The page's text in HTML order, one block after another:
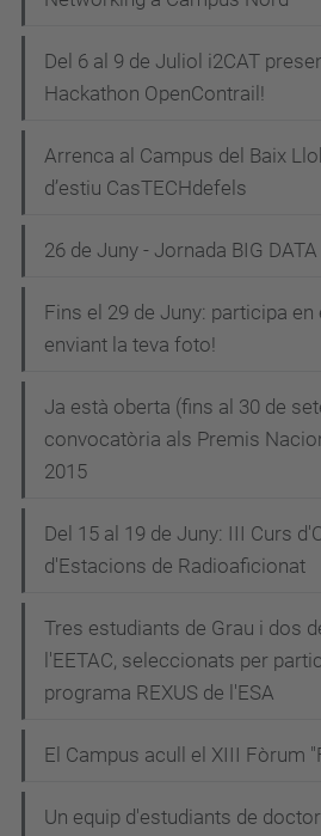
Del 6 al 9 de Juliol i2CAT
Hackathon OpenContrail!
Arrenca al Campus del Baix
d’estiu CasTECHdefels
26 de Juny - Jornada BIG DATA
Fins el 29 de Juny: participa
enviant la teva foto!
Ja està oberta (fins al 30 de
convocatòria als Premis
2015
Del 15 al 19 de Juny: III Curs
d'Estacions de Radioaficionat
Tres estudiants de Grau i dos
l'EETAC, seleccionats per
programa REXUS de l'ESA
El Campus acull el XIII Fòrum
Un equip d'estudiants de